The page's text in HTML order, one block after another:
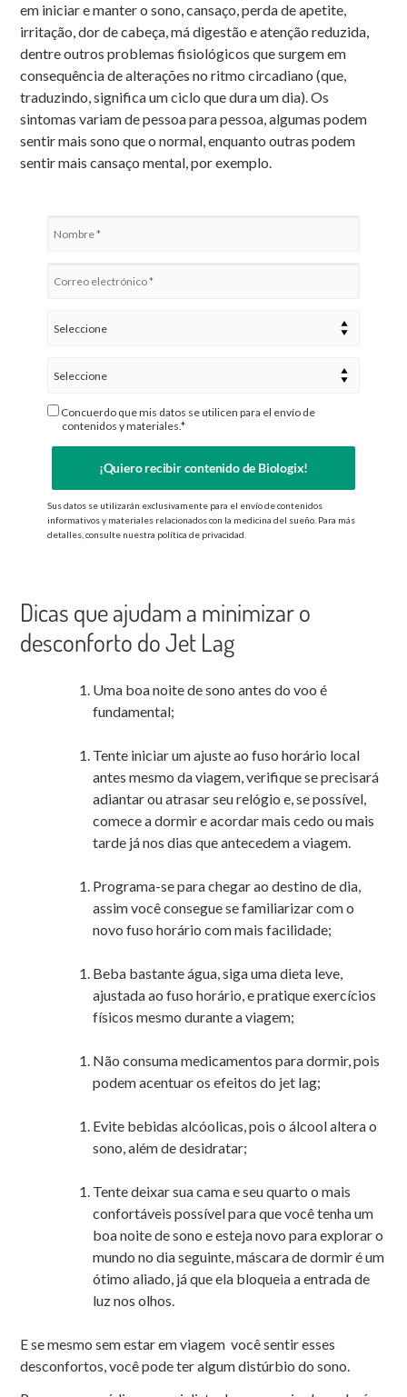
em iniciar e manter o sono, cansaço, perda de apetite,
irritação, dor de cabeça, má digestão e atenção reduzida,
dentre outros problemas fisiológicos que surgem em
consequência de alterações no ritmo circadiano (que,
traduzindo, significa um ciclo que dura um dia). Os
sintomas variam de pessoa para pessoa, algumas podem
sentir mais sono que o normal, enquanto outras podem
sentir mais cansaço mental, por exemplo.
Concuerdo que mis datos se utilicen para el envío de
contenidos y materiales.*
¡Quiero recibir contenido de Biologix!
Sus datos se utilizarán exclusivamente para el envío de contenidos
informativos y materiales relacionados con la medicina del sueño. Para más
detalles, consulte nuestra política de privacidad.
Dicas que ajudam a minimizar o
desconforto do Jet Lag
Uma boa noite de sono antes do voo é
fundamental;
Tente iniciar um ajuste ao fuso horário local
antes mesmo da viagem, verifique se precisará
adiantar ou atrasar seu relógio e, se possível,
comece a dormir e acordar mais cedo ou mais
tarde já nos dias que antecedem a viagem.
Programa-se para chegar ao destino de dia,
assim você consegue se familiarizar com o
novo fuso horário com mais facilidade;
Beba bastante água, siga uma dieta leve,
ajustada ao fuso horário, e pratique exercícios
físicos mesmo durante a viagem;
Não consuma medicamentos para dormir, pois
podem acentuar os efeitos do jet lag;
Evite bebidas alcóolicas, pois o álcool altera o
sono, além de desidratar;
Tente deixar sua cama e seu quarto o mais
confortáveis possível para que você tenha um
boa noite de sono e esteja novo para explorar o
mundo no dia seguinte, máscara de dormir é um
ótimo aliado, já que ela bloqueia a entrada de
luz nos olhos.
E se mesmo sem estar em viagem você sentir esses
desconfortos, você pode ter algum distúrbio do sono.